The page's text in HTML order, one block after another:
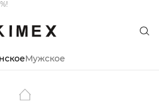
Мужское